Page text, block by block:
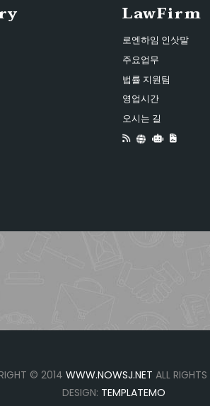
LawFirm
로엔하임 인삿말
주요업무
법률 지원팀
영업시간
오시는 길
© 2014 WWW.NOWSJ.NET ALL RIGHTS
DESIGN: TEMPLATEMO